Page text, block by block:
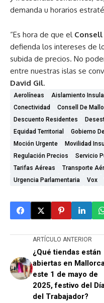
demanda u horarios
“Es hora de que el
defienda los intereses de
subida de precios. No
entre nuestras islas se
David Gil.
Aerolíneas Aislamiento
Conectividad
Consell De
Descuento Residentes
Equidad Territorial
Gobierno
Moción Urgente
Movilidad
Regulación Precios
Servicio
Tarifas Aéreas
Transporte
Urgencia Parlamentaria
Vox
ARTÍCULO ANTERIOR
¿Qué tiendas están
abiertas en
este 1 de mayo de
2025, festivo del
del Trabajador?